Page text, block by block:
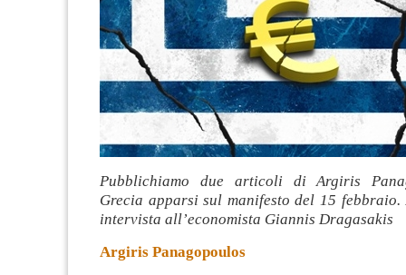
Pubblichiamo due articoli di Argiris
Grecia apparsi sul manifesto del 15 febbraio.
intervista all’economista Giannis Dragasakis
Argiris Panagopoulos